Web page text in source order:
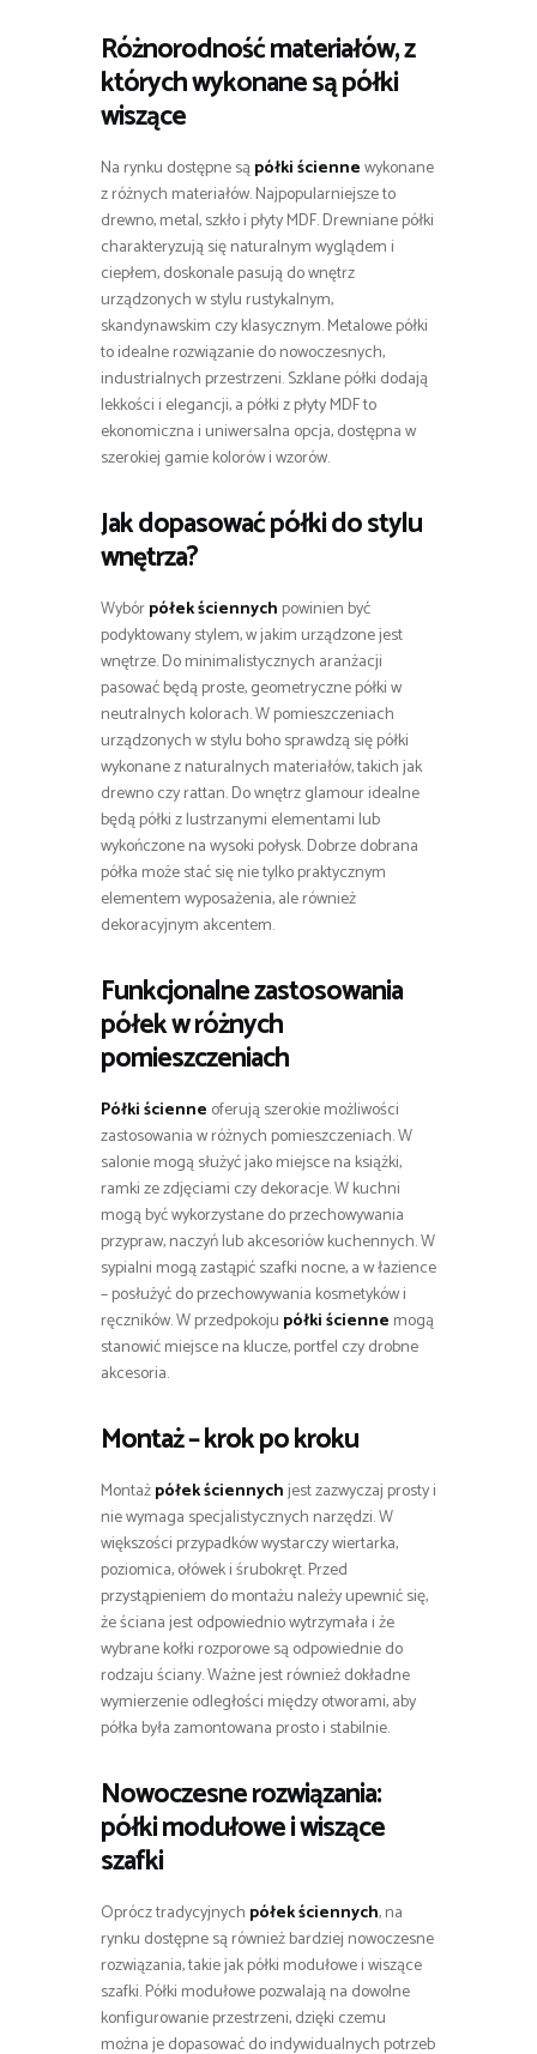
Różnorodność materiałów, z
których wykonane są półki
wiszące
Na rynku dostępne sąpółki ściennewykonane
z różnych materiałów. Najpopularniejsze to
drewno, metal, szkło i płyty MDF. Drewniane półki
charakteryzują się naturalnym wyglądem i
ciepłem, doskonale pasują do wnętrz
urządzonych w stylu rustykalnym,
skandynawskim czy klasycznym. Metalowe półki
to idealne rozwiązanie do nowoczesnych,
industrialnych przestrzeni. Szklane półki dodają
lekkości i elegancji, a półki z płyty MDF to
ekonomiczna i uniwersalna opcja, dostępna w
szerokiej gamie kolorów i wzorów.
Jak dopasować półki do stylu
wnętrza?
Wybórpółek ściennych powinien być
podyktowany stylem, w jakim urządzone jest
wnętrze. Do minimalistycznych aranżacji
pasować będą proste, geometryczne półki w
neutralnych kolorach. W pomieszczeniach
urządzonych w stylu boho sprawdzą się półki
wykonane z naturalnych materiałów, takich jak
drewno czy rattan. Do wnętrz glamour idealne
będą półki z lustrzanymi elementami lub
wykończone na wysoki połysk. Dobrze dobrana
półka może stać się nie tylko praktycznym
elementem wyposażenia, ale również
dekoracyjnym akcentem.
Funkcjonalne zastosowania
półek w różnych
pomieszczeniach
Półki ścienne oferują szerokie możliwości
zastosowania w różnych pomieszczeniach. W
salonie mogą służyć jako miejsce na książki,
ramki ze zdjęciami czy dekoracje. W kuchni
mogą być wykorzystane do przechowywania
przypraw, naczyń lub akcesoriów kuchennych. W
sypialni mogą zastąpić szafki nocne, a w łazience
– posłużyć do przechowywania kosmetyków i
ręczników. W przedpokoju półki ścienne mogą
stanowić miejsce na klucze, portfel czy drobne
akcesoria.
Montaż – krok po kroku
Montażpółek ściennychjest zazwyczaj prosty i
nie wymaga specjalistycznych narzędzi. W
większości przypadków wystarczy wiertarka,
poziomica, ołówek i śrubokręt. Przed
przystąpieniem do montażu należy upewnić się,
że ściana jest odpowiednio wytrzymała i że
wybrane kołki rozporowe są odpowiednie do
rodzaju ściany. Ważne jest również dokładne
wymierzenie odległości między otworami, aby
półka była zamontowana prosto i stabilnie.
Nowoczesne rozwiązania:
półki modułowe i wiszące
szafki
Oprócz tradycyjnych półek ściennych, na
rynku dostępne są również bardziej nowoczesne
rozwiązania, takie jak półki modułowe i wiszące
szafki. Półki modułowe pozwalają na dowolne
konfigurowanie przestrzeni, dzięki czemu
można je dopasować do indywidualnych potrzeb